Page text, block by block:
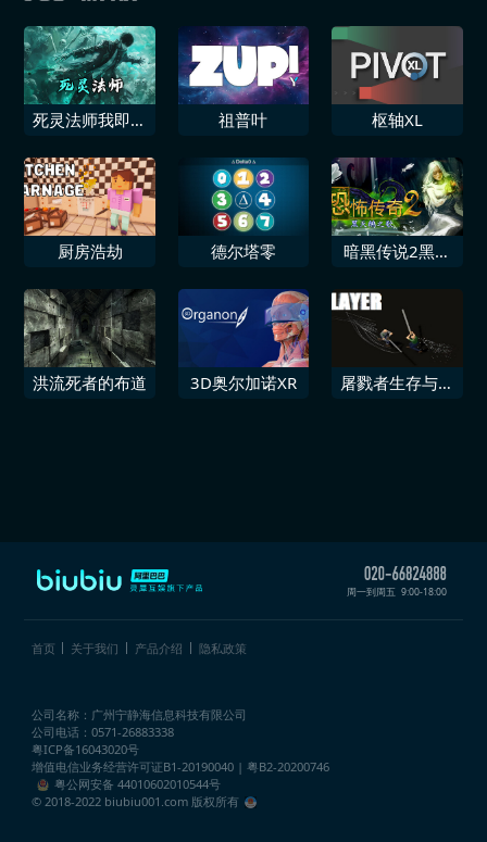
死灵法师我即是
祖普叶 枢轴XL
厨房浩劫 德尔塔零
暗黑传说2黑暗
洪流死者的布道 3D奥尔加诺XR
屠戮者生存与繁
周一到周五 9:00-18:00
首页 关于我们 产品介绍 隐私政策
公司名称：广州宁静海信息科技有限公司
公司电话：0571-26883338
粤ICP备16043020号
增值电信业务经营许可证B1-20190040 | 粤B2-20200746
粤公网安备 44010602010544号
© 2018-2022 biubiu001.com 版权所有